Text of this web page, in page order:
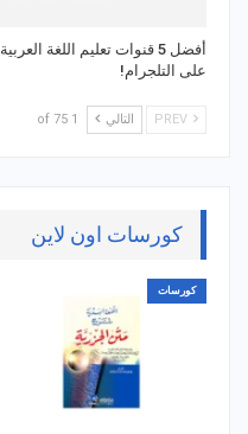
أفضل 5 قنوات تعليم اللغة العربية
على التلجرام!
التالي 1 of 75
كورسات اون لاين
كورسات